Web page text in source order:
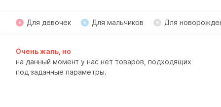
Для девочек Для мальчиков Для
Очень жаль, но
на данный момент у нас нет товаров, подходящих
под заданные параметры.